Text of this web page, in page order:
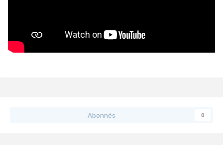
Abonnés 0